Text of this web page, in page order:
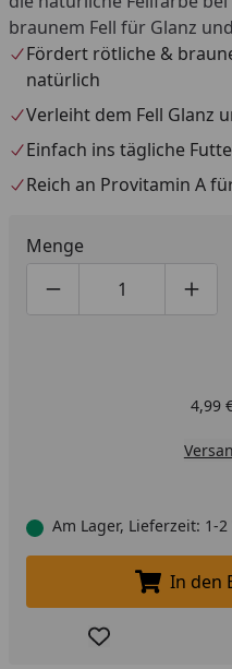
braunem Fell für Glanz
Fördert rötliche &
natürlich
Verleiht dem Fell Glanz
Einfach ins tägliche
Reich an Provitamin A
Menge
Produktmenge um
4,99
Am Lager, Lieferzeit: 1-
In den
Produkt zur